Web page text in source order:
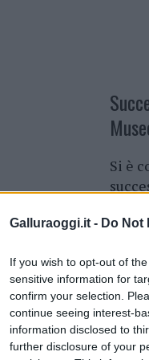
Galluraoggi.it - Do Not
If you wish to opt-out of
sensitive information for
confirm your selection.
continue seeing interest-
information disclosed to
further disclosure of your
Si è
e diCamera